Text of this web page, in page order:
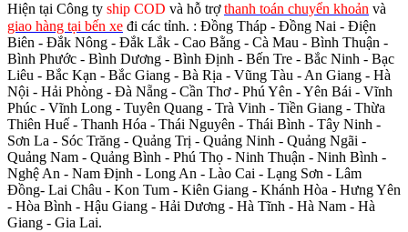
Hiện tại Công ty ship COD và hỗ trợthanh toán chuyển khoản và
giao hàng tại bến xe đi các tỉnh. : Đồng Tháp - Đồng Nai - Điện
Biên - Đắk Nông - Đắk Lắk - Cao Bằng - Cà Mau - Bình Thuận -
Bình Phước - Bình Dương - Bình Định - Bến Tre - Bắc Ninh - Bạc
Liêu - Bắc Kạn - Bắc Giang - Bà Rịa - Vũng Tàu - An Giang - Hà
Nội - Hải Phòng - Đà Nẵng - Cần Thơ - Phú Yên - Yên Bái - Vĩnh
Phúc - Vĩnh Long - Tuyên Quang - Trà Vinh - Tiền Giang - Thừa
Thiên Huế - Thanh Hóa - Thái Nguyên - Thái Bình - Tây Ninh -
Sơn La - Sóc Trăng - Quảng Trị - Quảng Ninh - Quảng Ngãi -
Quảng Nam - Quảng Bình - Phú Thọ - Ninh Thuận - Ninh Bình -
Nghệ An - Nam Định - Long An - Lào Cai - Lạng Sơn - Lâm
Đồng- Lai Châu - Kon Tum - Kiên Giang - Khánh Hòa - Hưng Yên
- Hòa Bình - Hậu Giang - Hải Dương - Hà Tĩnh - Hà Nam - Hà
Giang - Gia Lai.